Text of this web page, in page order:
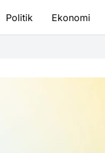
Politik Ekonomi